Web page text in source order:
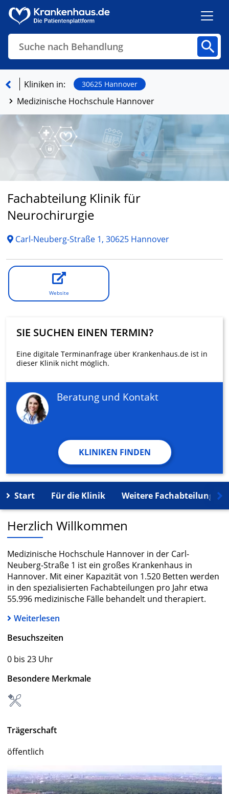
Suche nach Behandlung
Finden
Kliniken in: 30625 Hannover
Medizinische Hochschule Hannover
Fachabteilung Klinik für
Neurochirurgie
Carl-Neuberg-Straße 1, 30625 Hannover
Website
SIE SUCHEN EINEN TERMIN?
Eine digitale Terminanfrage über Krankenhaus.de ist in
dieser Klinik nicht möglich.
Beratung und Kontakt
KLINIKEN FINDEN
Start Für die Klinik Weitere Fachabteilungen
Herzlich Willkommen
Medizinische Hochschule Hannover in der Carl-
Neuberg-Straße 1 ist ein großes Krankenhaus in
Hannover. Mit einer Kapazität von 1.520 Betten werden
in den spezialisierten Fachabteilungen pro Jahr etwa
55.996 medizinische Fälle behandelt und therapiert.
Weiterlesen
Besuchszeiten
0 bis 23 Uhr
Besondere Merkmale
Trägerschaft
öffentlich